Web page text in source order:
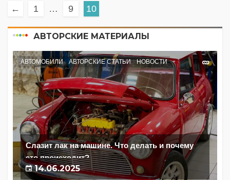
разработки, инфракрасного...
← 1 … 9 10
АВТОРСКИЕ МАТЕРИАЛЫ
АВТОМОБИЛИ АВТОРСКИЕ СТАТЬИ НОВОСТИ
Слазит лак на машине. Что делать и почему
это происходит?
14.06.2025